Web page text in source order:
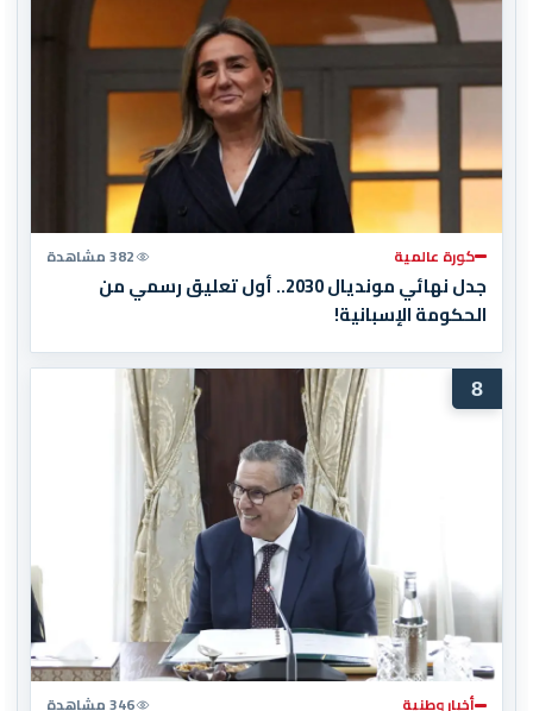
كورة عالمية 382 مشاهدة
جدل نهائي مونديال 2030.. أول تعليق رسمي من
الحكومة الإسبانية!
8
أخبار وطنية 346 مشاهدة